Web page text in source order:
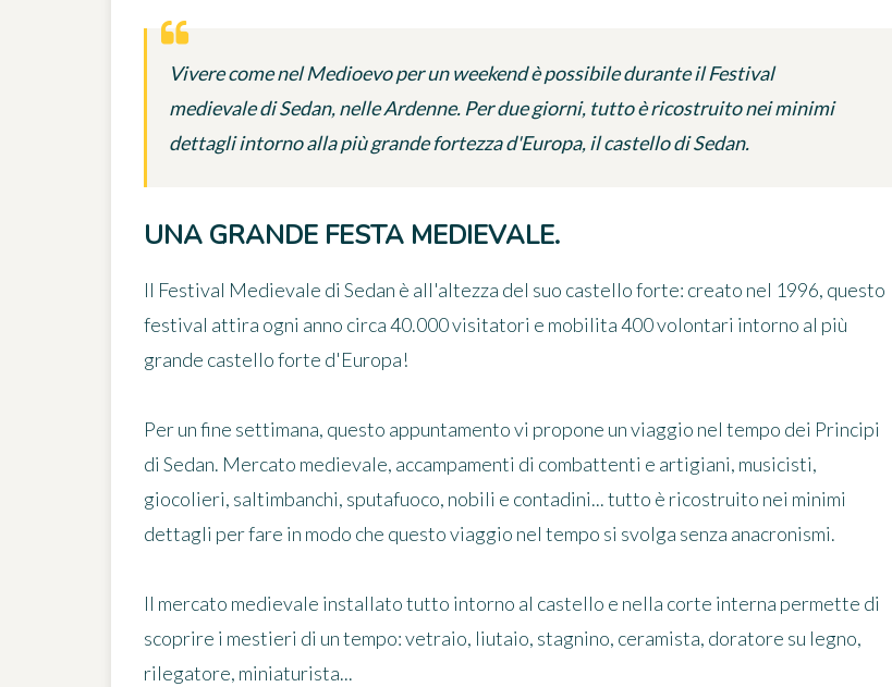
Vivere come nel Medioevo per un weekend è possibile durante il Festival
medievale di Sedan, nelle Ardenne. Per due giorni, tutto è ricostruito nei minimi
dettagli intorno alla più grande fortezza d'Europa, il castello di Sedan.
UNA GRANDE FESTA MEDIEVALE.
Il Festival Medievale di Sedan è all'altezza del suo castello forte: creato nel 1996, questo
festival attira ogni anno circa 40.000 visitatori e mobilita 400 volontari intorno al più
grande castello forte d'Europa!
Per un fine settimana, questo appuntamento vi propone un viaggio nel tempo dei Principi
di Sedan. Mercato medievale, accampamenti di combattenti e artigiani, musicisti,
giocolieri, saltimbanchi, sputafuoco, nobili e contadini... tutto è ricostruito nei minimi
dettagli per fare in modo che questo viaggio nel tempo si svolga senza anacronismi.
Il mercato medievale installato tutto intorno al castello e nella corte interna permette di
scoprire i mestieri di un tempo: vetraio, liutaio, stagnino, ceramista, doratore su legno,
rilegatore, miniaturista...